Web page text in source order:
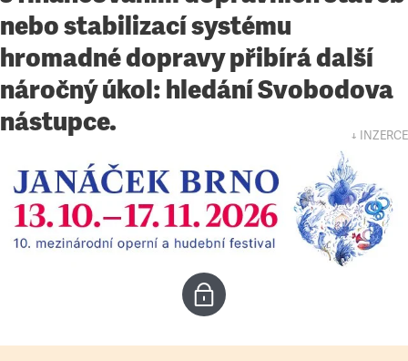
nebo stabilizací systému
hromadné dopravy přibírá další
náročný úkol: hledání Svobodova
nástupce.
↓ INZERCE